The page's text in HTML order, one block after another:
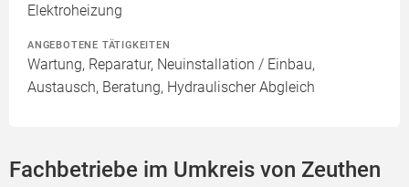
Elektroheizung
ANGEBOTENE TÄTIGKEITEN
Wartung, Reparatur, Neuinstallation / Einbau,
Austausch, Beratung, Hydraulischer Abgleich
Fachbetriebe im Umkreis von Zeuthen